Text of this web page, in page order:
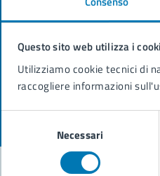
Questo sito web utilizza i
Utilizziamo cookie tecnici di
raccogliere informazioni
consenso
Necessari